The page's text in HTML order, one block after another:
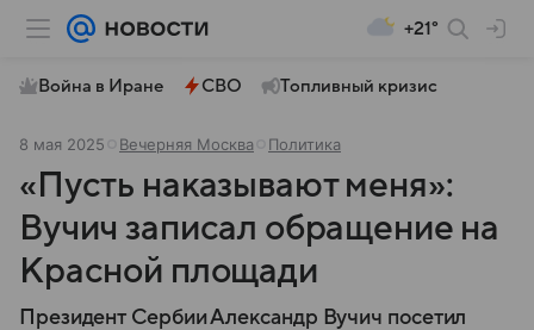
+21°
Война в Иране СВО Топливный кризис
8 мая 2025 Вечерняя Москва Политика
«Пусть наказывают меня»:
Вучич записал обращение на
Красной площади
Президент Сербии Александр Вучич посетил